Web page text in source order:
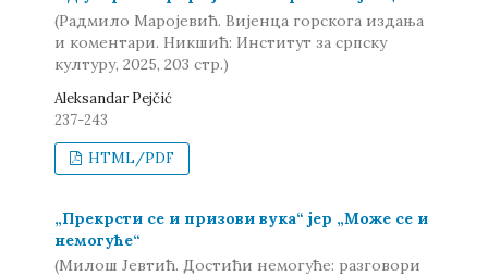
(Радмило Маројевић. Вијенца горскога издања
и коментари. Никшић: Институт за српску
културу, 2025, 203 стр.)
Aleksandar Pejčić
237-243
HTML/PDF
„Прекрсти се и призови вука“ јер „Може се и
немогуће“
(Милош Јевтић. Достићи немогуће: разговори